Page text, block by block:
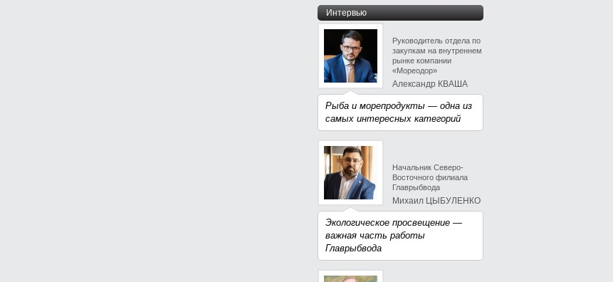
Интервью
Руководитель отдела по
закупкам на внутреннем
рынке компании
«Мореодор»
Александр КВАША
Рыба и морепродукты — одна из
самых интересных категорий
Начальник Северо-
Восточного филиала
Главрыбвода
Михаил ЦЫБУЛЕНКО
Экологическое просвещение —
важная часть работы
Главрыбвода